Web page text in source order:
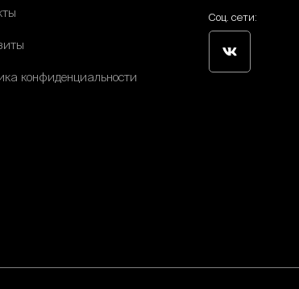
конфиденциальности
Соц. сети: